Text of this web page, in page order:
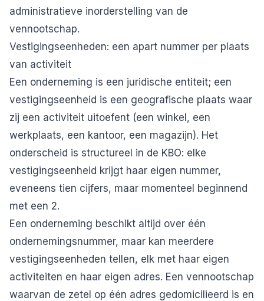
administratieve inorderstelling van de
vennootschap.
Vestigingseenheden: een apart nummer per plaats
van activiteit
Een onderneming is een juridische entiteit; een
vestigingseenheid is een geografische plaats waar
zij een activiteit uitoefent (een winkel, een
werkplaats, een kantoor, een magazijn). Het
onderscheid is structureel in de KBO: elke
vestigingseenheid krijgt haar eigen nummer,
eveneens tien cijfers, maar momenteel beginnend
met een 2.
Een onderneming beschikt altijd over één
ondernemingsnummer, maar kan meerdere
vestigingseenheden tellen, elk met haar eigen
activiteiten en haar eigen adres. Een vennootschap
waarvan de zetel op één adres gedomicilieerd is en